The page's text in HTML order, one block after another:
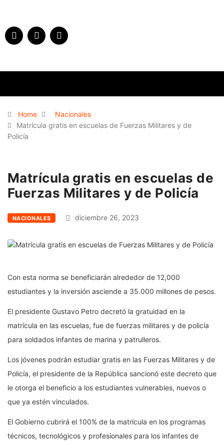
Home
Nacionales
Matrícula gratis en escuelas de Fuerzas Militares y de
Policía
Matrícula gratis en escuelas de
Fuerzas Militares y de Policía
NACIONALES diciembre 26, 2023
Con esta norma se beneficiarán alrededor de 12,000
estudiantes y la inversión asciende a 35.000 millones de pesos.
El presidente Gustavo Petro decretó la gratuidad en la
matrícula en las escuelas, fue de fuerzas militares y de policía
para soldados infantes de marina y patrulleros.
Los jóvenes podrán estudiar gratis en las Fuerzas Militares y de
Policía, el presidente de la República sancionó este decreto que
le otorga el beneficio a los estudiantes vulnerables, nuevos o
que ya estén vinculados.
El Gobierno cubrirá el 100% de la matrícula en los programas
técnicos, tecnológicos y profesionales para los infantes de